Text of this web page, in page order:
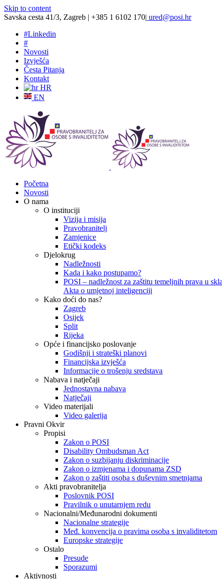
Skip to content
Savska cesta 41/3, Zagreb | +385 1 6102 170| ured@posi.hr
#Linkedin
#
Novosti
Izvješća
Česta Pitanja
Kontakt
HR
EN
Početna
Novosti
O nama
O instituciji
Vizija i misija
Pravobranitelj
Zamjenice
Etički kodeks
Djelokrug
Nadležnosti
Kada i kako postupamo?
POSI – nadležnost za zaštitu temeljnih prava u
Akta o umjetnoj inteligenciji
Kako doći do nas?
Zagreb
Osijek
Split
Rijeka
Opće i financijsko poslovanje
Godišnji i strateški planovi
Financijska izvješća
Informacije o trošenju sredstava
Nabava i natječaji
Jednostavna nabava
Natječaji
Video materijali
Video galerija
Pravni Okvir
Propisi
Zakon o POSI
Disability Ombudsman Act
Zakon o suzbijanju diskriminacije
Zakon o izmjenama i dopunama ZSD
Zakon o zaštiti osoba s duševnim smetnjama
Akti pravobranitelja
Poslovnik POSI
Pravilnik o unutarnjem redu
Nacionalni/Međunarodni dokumenti
Nacionalne strategije
Međ. konvencija o pravima osoba s invaliditetom
Europske strategije
Ostalo
Presude
Sporazumi
Aktivnosti